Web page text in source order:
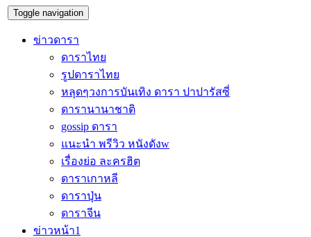
Toggle navigation
ข่าวดารา
ดาราไทย
รูปดาราไทย
หลุดๆวงการบันเทิง ดารา ปาปารัสซี่
ดารานานาชาติ
gossip ดารา
แนะนำ พรีวิว หนังดังw
เรื่องย่อ ละครฮิต
ดาราเกาหลี
ดาราปุ่น
ดาราจีน
ข่าวหน้า1